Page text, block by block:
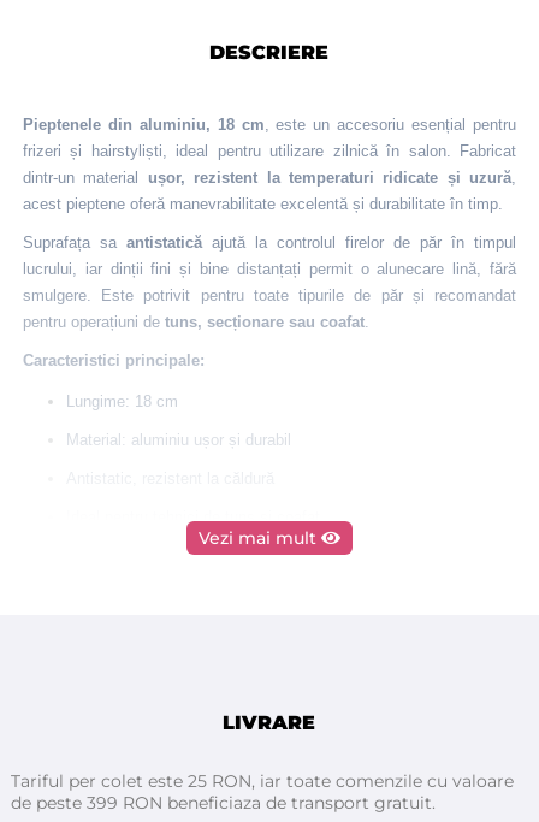
DESCRIERE
Pieptenele din aluminiu, 18 cm , este un accesoriu esențial pentru
frizeri și hairstyliști, ideal pentru utilizare zilnică în salon. Fabricat
dintr-un material ușor, rezistent la temperaturi ridicate și uzură
acest pieptene oferă manevrabilitate excelentă și durabilitate în timp.
Suprafața sa antistaticăajută la controlul firelor de păr în timpul
lucrului, iar dinții fini și bine distanțați permit o alunecare lină, fără
smulgere. Este potrivit pentru toate tipurile de păr și recomandat
pentru operațiuni de tuns, secționare sau coafat.
Caracteristici principale:
Lungime: 18 cm
Material: aluminiu ușor și durabil
Potrivit pentru uz profesional
Vezi mai mult
LIVRARE
Tariful per colet este 25 RON, iar toate comenzile cu valoare
de peste 399 RON beneficiaza de transport gratuit.